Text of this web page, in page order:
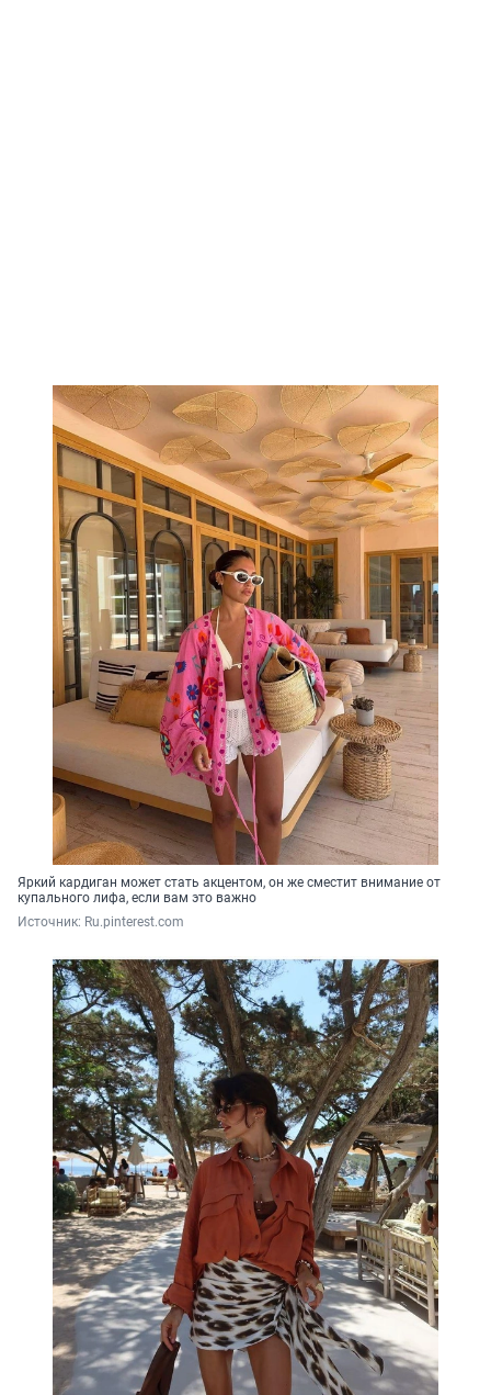
Яркий кардиган может стать акцентом, он же сместит внимание от
купального лифа, если вам это важно
Источник: Ru.pinterest.com